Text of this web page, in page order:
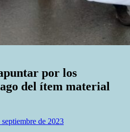
por los
del ítem material
septiembre de 2023